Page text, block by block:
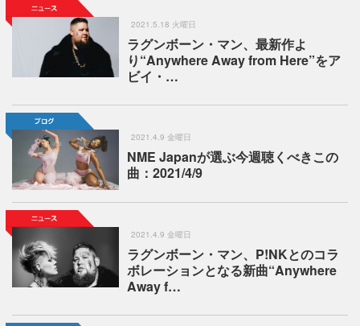
2021.5.18 火曜日
ラグンボーン・マン、最新作よ
り“Anywhere Away from Here”をア
ビイ・…
2021.4.9 金曜日
NME Japanが選ぶ今週聴くべきこの
曲：2021/4/9
2021.4.9 金曜日
ラグンボーン・マン、P!NKとのコラ
ボレーションとなる新曲“Anywhere
Away f…